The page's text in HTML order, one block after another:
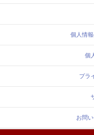
個人情
個
プラ
お問